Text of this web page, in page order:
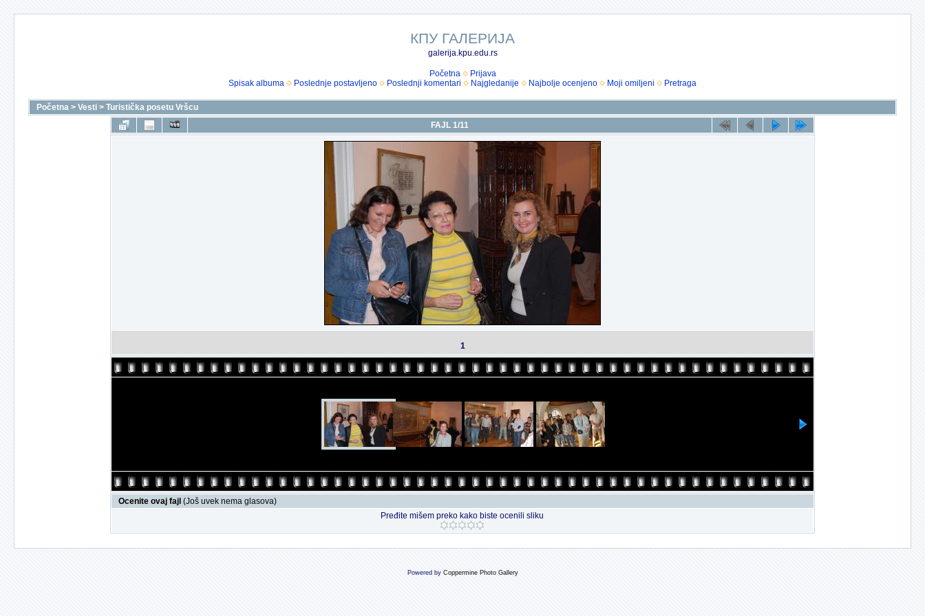
КПУ ГАЛЕРИЈА
galerija.kpu.edu.rs
Početna
Prijava
Spisak albuma
Poslednje postavljeno Poslednji komentari Najgledanije Najbolje ocenjeno Moji omiljeni Pretraga
Početna > Vesti > Turistička posetu Vršcu
FAJL 1/11
1
Ocenite ovaj fajl (Još uvek nema glasova)
Pređite mišem preko kako biste ocenili sliku
Powered by Coppermine Photo Gallery